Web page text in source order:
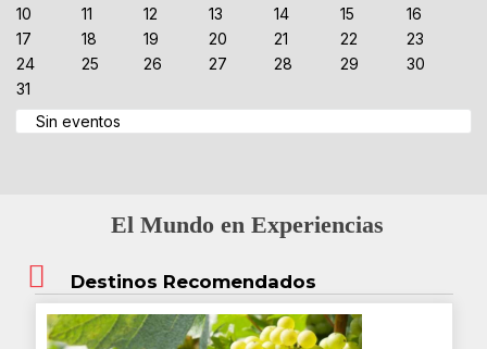
10
11 12 13 14 15
16
17
18 19 20 21 22
23
24
25 26 27 28 29
30
31
Sin eventos
El Mundo en Experiencias
Destinos Recomendados